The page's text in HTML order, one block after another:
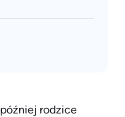
rodzice